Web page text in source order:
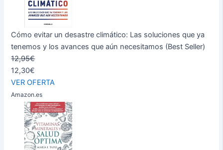
Cómo evitar un desastre climático: Las soluciones que ya
tenemos y los avances que aún necesitamos (Best Seller)
12,95€
12,30€
VER OFERTA
Amazon.es